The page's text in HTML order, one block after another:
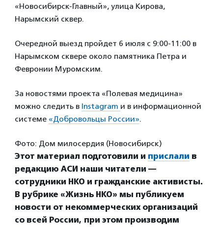
«Новосибирск-Главный», улица Кирова,
Нарымский сквер.
Очередной выезд пройдет 6 июля с 9:00-11:00 в
Нарымском сквере около памятника Петра и
Февронии Муромским.
За новостями проекта «Полевая медицина»
можно следить в Instagram и в информационной
системе «Добровольцы России».
Фото: Дом милосердия (Новосибирск)
Этот материал подготовили и прислали в
редакцию АСИ наши читатели —
сотрудники НКО и гражданские активисты.
В рубрике «Жизнь НКО» мы публикуем
новости от некоммерческих организаций
со всей России, при этом производим